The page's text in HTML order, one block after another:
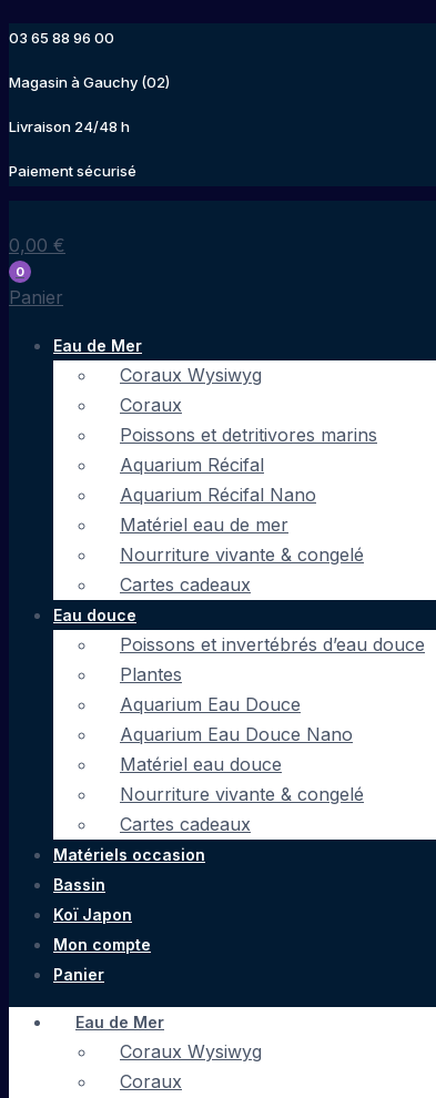
contenu
03 65 88 96 00
Magasin à Gauchy (02)
Livraison 24/48 h
Paiement sécurisé
0,00 €
0
Panier
Eau de Mer
Coraux Wysiwyg
Coraux
Poissons et detritivores marins
Aquarium Récifal
Aquarium Récifal Nano
Matériel eau de mer
Nourriture vivante & congelé
Cartes cadeaux
Eau douce
Poissons et invertébrés d’eau douce
Plantes
Aquarium Eau Douce
Aquarium Eau Douce Nano
Matériel eau douce
Nourriture vivante & congelé
Cartes cadeaux
Matériels occasion
Bassin
Koï Japon
Mon compte
Panier
Eau de Mer
Coraux Wysiwyg
Coraux